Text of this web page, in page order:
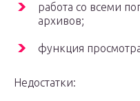
работа со всеми
архивов;
функция
Недостатки: